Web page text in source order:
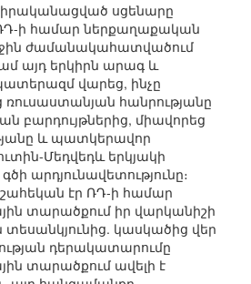
սցենարը
ի համար ներքաղաքական
ժամանակահատվածում
այդ երկիրն արագ և
վարեց, ինչը
հանրությանը
բարդույթներից, միավորեց
և պատկերավոր
Մեդվեդև երկյակի
արդյունավետությունը։
էր ՌԴ-ի համար
տարածքում իր վարկանիշի
կասկածից վեր
դերակատարումը
տարածքում ավելի է